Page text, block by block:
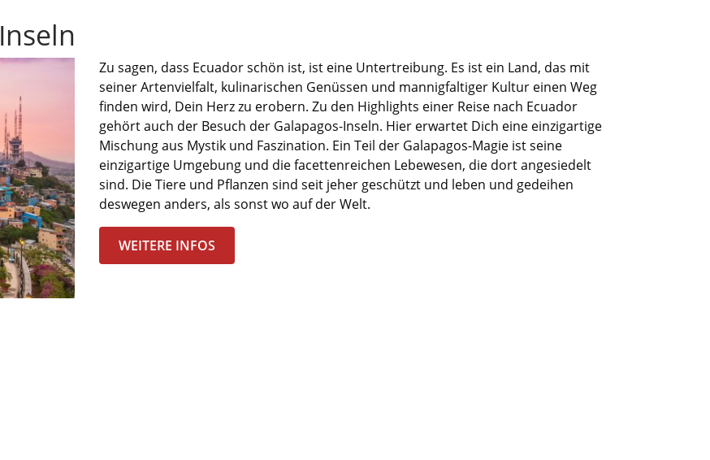
Zu sagen, dass Ecuador schön ist, ist eine Untertreibung. Es ist ein Land, das mit
seiner Artenvielfalt, kulinarischen Genüssen und mannigfaltiger Kultur einen Weg
finden wird, Dein Herz zu erobern. Zu den Highlights einer Reise nach Ecuador
gehört auch der Besuch der Galapagos-Inseln. Hier erwartet Dich eine einzigartige
Mischung aus Mystik und Faszination. Ein Teil der Galapagos-Magie ist seine
einzigartige Umgebung und die facettenreichen Lebewesen, die dortangesiedelt
sind. Die Tiere und Pflanzen sind seit jeher geschützt und leben und gedeihen
deswegen anders, als sonst wo auf der Welt.
WEITERE INFOS